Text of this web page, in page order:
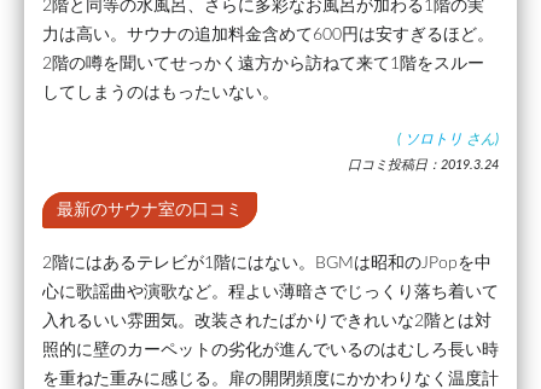
2階と同等の水風呂、さらに多彩なお風呂が加わる1階の実
力は高い。サウナの追加料金含めて600円は安すぎるほど。
2階の噂を聞いてせっかく遠方から訪ねて来て1階をスルー
してしまうのはもったいない。
( ソロトリ さん)
口コミ投稿日：2019.3.24
最新のサウナ室の口コミ
2階にはあるテレビが1階にはない。BGMは昭和のJPopを中
心に歌謡曲や演歌など。程よい薄暗さでじっくり落ち着いて
入れるいい雰囲気。改装されたばかりできれいな2階とは対
照的に壁のカーペットの劣化が進んでいるのはむしろ長い時
を重ねた重みに感じる。扉の開閉頻度にかかわりなく温度計